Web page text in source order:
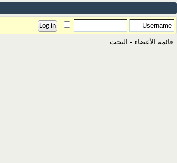
قائمة الأعضاء - البحث